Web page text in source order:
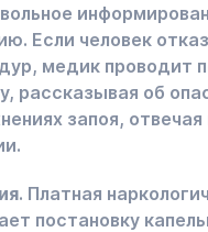
Если человек
медик проводит
рассказывая об
запоя,
. Платная
постановку